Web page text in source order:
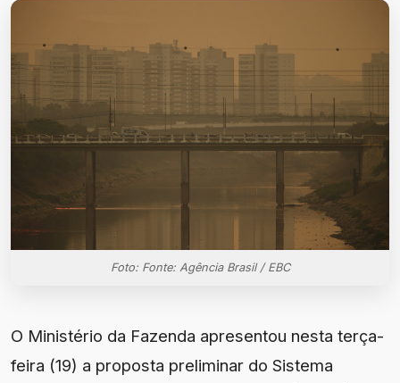
Foto: Fonte: Agência Brasil / EBC
O Ministério da Fazenda apresentou nesta terça-
feira (19) a proposta preliminar do Sistema